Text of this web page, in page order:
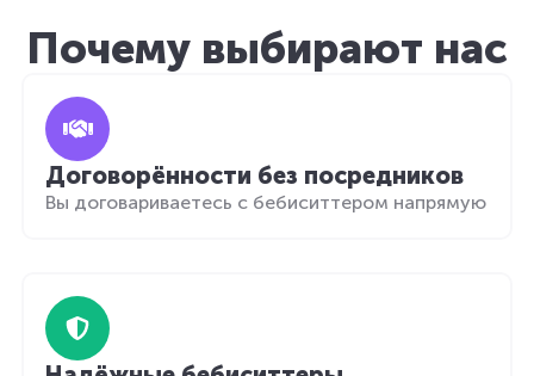
Почему выбирают нас
Договорённости без посредников
Вы договариваетесь с бебиситтером напрямую